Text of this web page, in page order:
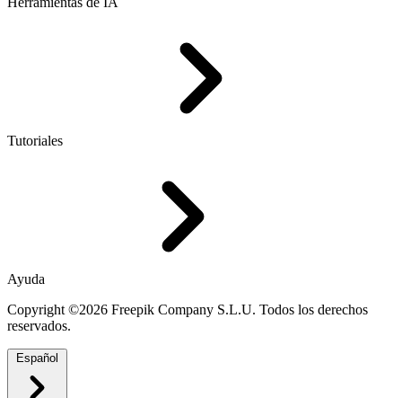
Tutoriales
Ayuda
Copyright ©2026 Freepik Company S.L.U. Todos los derechos
reservados.
Español